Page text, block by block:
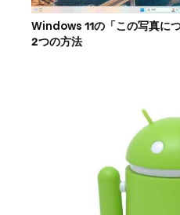
Windows 11の「この写真に
2つの方法